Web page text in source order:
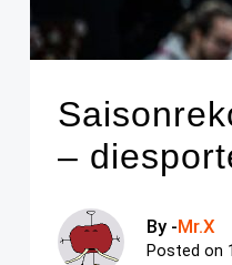
–
By -Mr.X
Posted on